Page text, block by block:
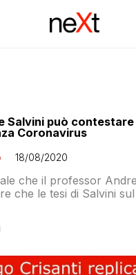
Salvini può
Coronavirus
18/08/2020
che il professor
che le tesi di Salvini
ieri a In Onda